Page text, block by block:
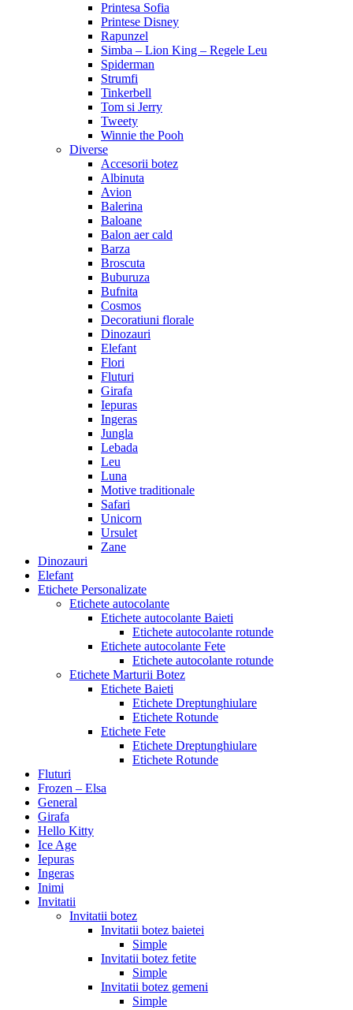
Printesa Sofia
Printese Disney
Rapunzel
Simba – Lion King – Regele Leu
Spiderman
Strumfi
Tinkerbell
Tom si Jerry
Tweety
Winnie the Pooh
Diverse
Accesorii botez
Albinuta
Avion
Balerina
Baloane
Balon aer cald
Barza
Broscuta
Buburuza
Bufnita
Cosmos
Decoratiuni florale
Dinozauri
Elefant
Flori
Fluturi
Girafa
Iepuras
Ingeras
Jungla
Lebada
Leu
Luna
Motive traditionale
Safari
Unicorn
Ursulet
Zane
Dinozauri
Elefant
Etichete Personalizate
Etichete autocolante
Etichete autocolante Baieti
Etichete autocolante rotunde
Etichete autocolante Fete
Etichete autocolante rotunde
Etichete Marturii Botez
Etichete Baieti
Etichete Dreptunghiulare
Etichete Rotunde
Etichete Fete
Etichete Dreptunghiulare
Etichete Rotunde
Fluturi
Frozen – Elsa
General
Girafa
Hello Kitty
Ice Age
Iepuras
Ingeras
Inimi
Invitatii
Invitatii botez
Invitatii botez baietei
Simple
Invitatii botez fetite
Simple
Invitatii botez gemeni
Simple